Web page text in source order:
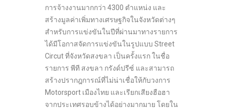
การจ้างงานมากกว่า 4300 ตำแหน่ง และ
สร้างมูลค่าเพิ่มทางเศรษฐกิจในจังหวัดต่างๆ
สำหรับการแข่งขันในปีที่ผ่านมาทางรายการ
ได้มีโอกาสจัดการแข่งขันในรูปแบบ Street
Circut ที่จังหวัดสงขลา เป็นครั้งแรก ในชื่อ
รายการ พีที สงขลา กรังด์ปรีซ์ และสามารถ
สร้างปรากฎการณ์ที่ไม่น่าเชื่อให้กับวงการ
Motorsport เมืองไทย และเรียกเสียงฮือฮา
จากประเทศรอบข้างได้อย่างมากมาย โดยใน